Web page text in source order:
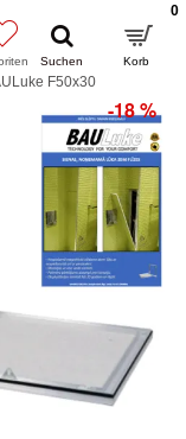
0
F50x30
-18 %